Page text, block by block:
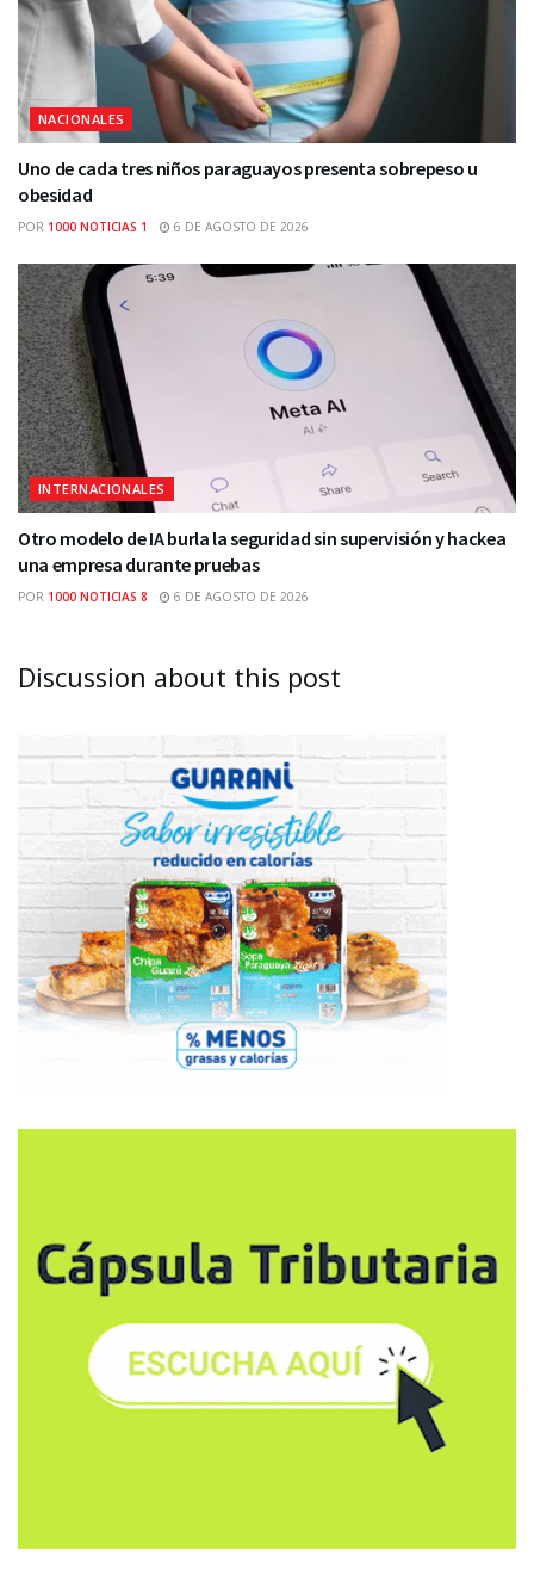
NACIONALES
Uno de cada tres niños paraguayos presenta sobrepeso u
obesidad
POR 1000 NOTICIAS 1 6 DE AGOSTO DE 2026
INTERNACIONALES
Otro modelo de IA burla la seguridad sin supervisión y hackea
una empresa durante pruebas
POR 1000 NOTICIAS 8 6 DE AGOSTO DE 2026
Discussion about this post